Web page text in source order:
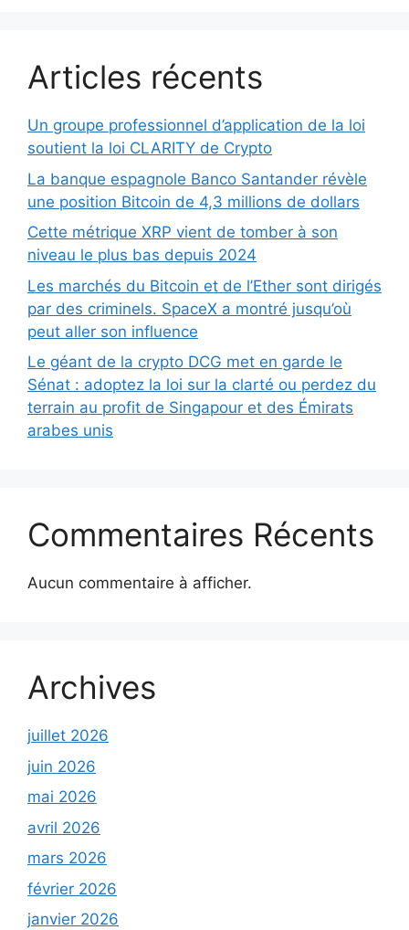
Articles récents
Un groupe professionnel d’application de la loi
soutient la loi CLARITY de Crypto
La banque espagnole Banco Santander révèle
une position Bitcoin de 4,3 millions de dollars
Cette métrique XRP vient de tomber à son
niveau le plus bas depuis 2024
Les marchés du Bitcoin et de l’Ether sont dirigés
par des criminels. SpaceX a montré jusqu’où
peut aller son influence
Le géant de la crypto DCG met en garde le
Sénat : adoptez la loi sur la clarté ou perdez du
terrain au profit de Singapour et des Émirats
arabes unis
Commentaires Récents
Aucun commentaire à afficher.
Archives
juillet 2026
juin 2026
mai 2026
avril 2026
mars 2026
février 2026
janvier 2026